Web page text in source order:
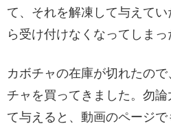
て、それを解凍して与えて
ら受け付けなくなってしまっ
カボチャの在庫が切れたの
チャを買ってきました。勿
て与えると、動画のページ